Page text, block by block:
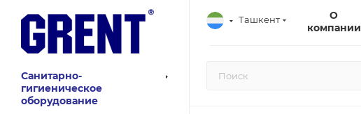
Ташкент
О
компании
Санитарно-
гигиеническое
оборудование